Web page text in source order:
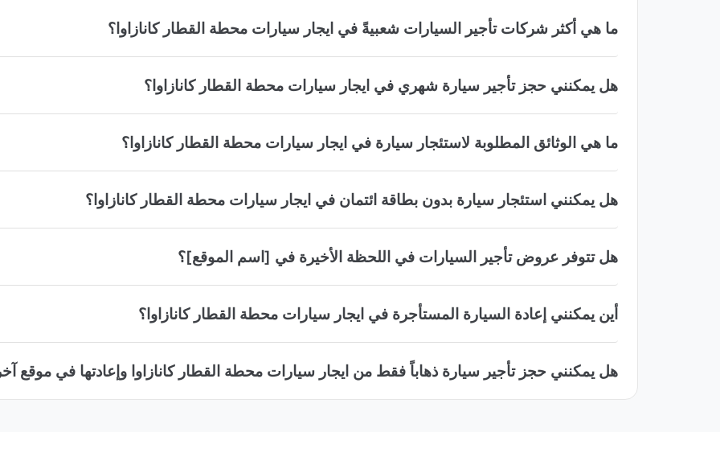
ما هي أكثر شركات تأجير السيارات شعبيةً في ايجار سيارات محطة القطار كانازاوا؟
هل يمكنني حجز تأجير سيارة شهري في ايجار سيارات محطة القطار كانازاوا؟
ما هي الوثائق المطلوبة لاستئجار سيارة في ايجار سيارات محطة القطار كانازاوا؟
هل يمكنني استئجار سيارة بدون بطاقة ائتمان في ايجار سيارات محطة القطار كانازاوا؟
هل تتوفر عروض تأجير السيارات في اللحظة الأخيرة في [اسم الموقع]؟
أين يمكنني إعادة السيارة المستأجرة في ايجار سيارات محطة القطار كانازاوا؟
هل يمكنني حجز تأجير سيارة ذهاباً فقط من ايجار سيارات محطة القطار كانازاوا وإعادتها في موقع